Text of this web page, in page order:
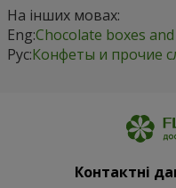
На інших мовах:
Eng:Chocolate boxes
Рус:Конфеты и прочие
Контактні